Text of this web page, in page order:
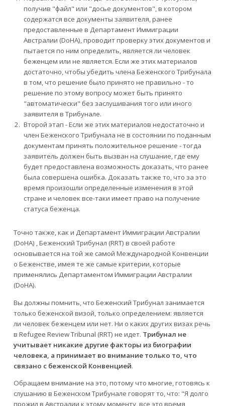
получив "файл" или "досье документов", в котором
содержатся все документы заявителя, ранее
предоставленные в Департамент Иммиграции
Австралии (DoHA), проводит проверку этих документов и
пытается по ним определить, является ли человек
беженцем или не является. Если же этих материалов
достаточно, чтобы убедить члена Беженского Трибунала
в том, что решение было принято не правильно - то
решение по этому вопросу может быть принято
"автоматически" без заслушивания того или иного
заявителя в Трибунале.
Второй этап - Если же этих материалов недостаточно и
член Беженского Трибунала не в состоянии по поданным
документам принять положительное решение - тогда
заявитель должен быть вызван на слушание, где ему
будет предоставлена возможность доказать, что ранее
была совершена ошибка. Доказать также то, что за это
время произошли определенные изменения в этой
стране и человек все-таки имеет право на получение
статуса беженца.
Точно также, как и Департамент Иммиграции Австралии
(DoHA) , Беженский Трибунал (RRT) в своей работе
основывается на той же самой Международной Конвенции
о Беженстве, имея те же самые критерии, которые
применялись Департаментом Иммиграции Австралии
(DoHA).
Вы должны помнить, что Беженский Трибунал занимается
только беженской визой, только определением: является
ли человек беженцем или нет. Ни о каких других визах речь
в Refugee Review Tribunal (RRT) не идет. Трибунал не
учитывает никакие другие факторы из биографии
человека, а принимает во внимание только то, что
связано с беженской Конвенцией.
Обращаем внимание на это, потому что многие, готовясь к
слушанию в Беженском Трибунале говорят то, что: "Я долго
прожил в Австралии к этому моменту, все это время